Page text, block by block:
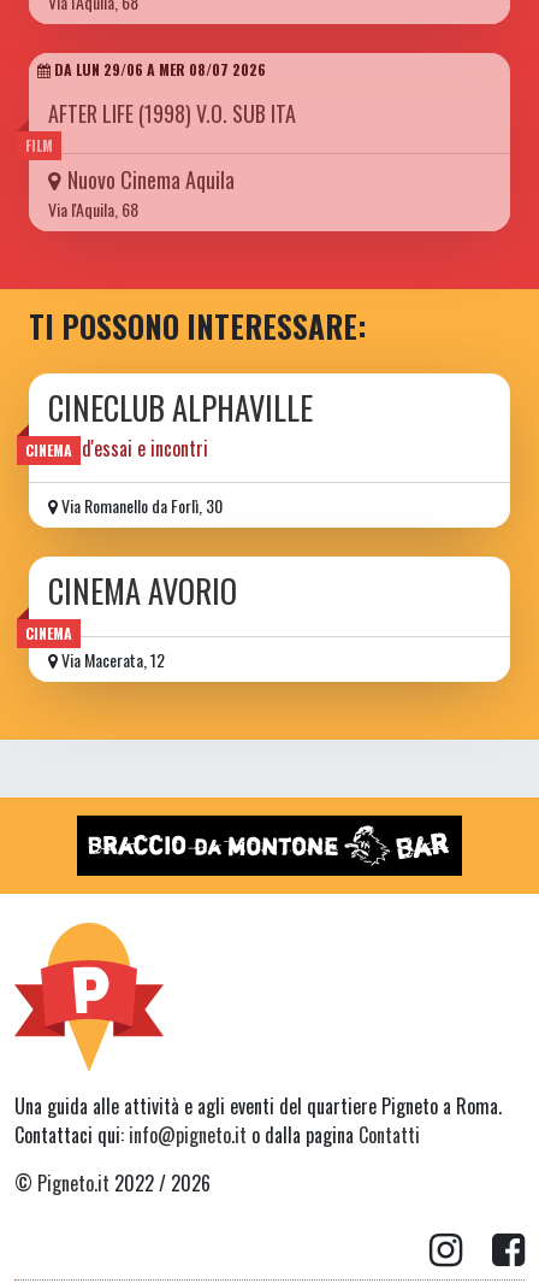
FILM
DA LUN 29/06 A MER 08/07 2026
AFTER LIFE (1998) V.O. SUB ITA
Nuovo Cinema Aquila
Via l'Aquila, 68
TI POSSONO INTERESSARE:
CINEMA
CINECLUB ALPHAVILLE
film d'essai e incontri
Via Romanello da Forlì, 30
CINEMA
CINEMA AVORIO
Via Macerata, 12
Una guida alle attività e agli eventi del quartiere Pigneto a Roma.
Contattaci qui: info@pigneto.it o dalla pagina Contatti
© Pigneto.it 2022 / 2026